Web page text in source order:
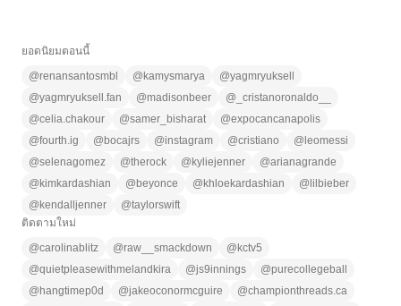
ยอดนิยมตอนนี้
@renansantosmbl @ kamysmarya @yagmryuksell
@yagmryuksell.fan @madisonbeer @ _cristanoronaldo__
@celia.chakour @samer_bisharat @expocancanapolis
@fourth.ig @ bocajrs @instagram @cristiano @ leomessi
@selenagomez @therock @ kyliejenner @arianagrande
@ kimkardashian @ beyonce @ khloekardashian @ lilbieber
@ kendalljenner @taylorswift
ติดตามใหม่
@carolinablitz @raw__smackdown @ kctv5
@quietpleasewithmelandkira @js9innings @purecollegeball
@ hangtimep0d @jakeoconormcguire @championthreads.ca